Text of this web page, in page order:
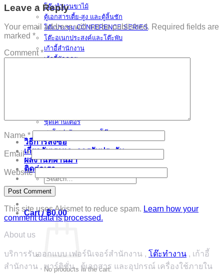
โต๊ะทำงานขาไม้
ตู้เอกสารเตี้ย-สูง และตู้ลิ้นชัก
โต๊ะประชุม CONFERENCE SERIES
โต๊ะอเนกประสงค์และโต๊ะพับ
เก้าอี้สำนักงาน
เก้าอี้พักคอย
ชุดเคาน์เตอร์
ชุดโซฟารับแขกและโต๊ะกลาง
วิธีการสั่งซื้อ
เกี่ยวกับเราและการรับประกัน
ผลงานที่ผ่านมา
ติดต่อเรา
Search
for:
Cart /฿0.00
No products in the cart.
Leave a Reply
Your email address will not be published. Required fields are
marked *
Comment *
Name *
Email*
Website
This site uses Akismet to reduce spam. Learn how your
comment data is processed.
About us
บริการรับออกแบบ เฟอร์นิเจอร์สำนักงาน , โต๊ะทำงาน , เก้าอี้
สำนักงาน , พาร์ติชั่น , ตู้เอกสาร และอุปกรณ์ เครื่องใช้ภายใน